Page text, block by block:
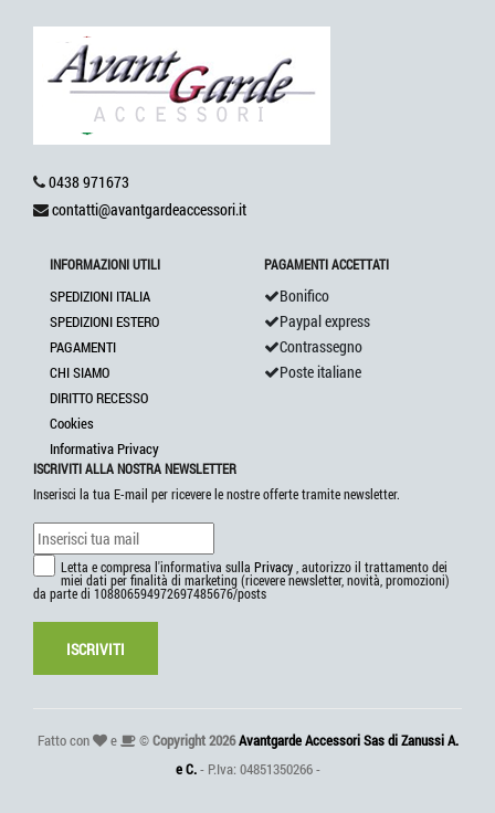
0438 971673
contatti@avantgardeaccessori.it
INFORMAZIONI UTILI
SPEDIZIONI ITALIA
SPEDIZIONI ESTERO
PAGAMENTI
CHI SIAMO
DIRITTO RECESSO
Cookies
Informativa Privacy
PAGAMENTI ACCETTATI
Bonifico
Paypal express
Contrassegno
Poste italiane
ISCRIVITI ALLA NOSTRA NEWSLETTER
Inserisci la tua E-mail per ricevere le nostre offerte tramite newsletter.
Letta e compresa l'informativa sulla Privacy , autorizzo il trattamento dei
miei dati per finalità di marketing (ricevere newsletter, novità, promozioni)
da parte di 108806594972697485676/posts
ISCRIVITI
Fatto con e ©Copyright 2026Avantgarde Accessori Sas di Zanussi A.
e C.- P.Iva: 04851350266 -